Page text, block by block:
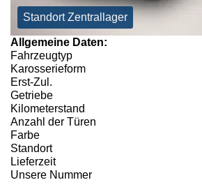
Standort Zentrallager
Allgemeine Daten:
Fahrzeugtyp
Karosserieform
Erst-Zul.
Getriebe
Kilometerstand
Anzahl der Türen
Farbe
Standort
Lieferzeit
Unsere Nummer